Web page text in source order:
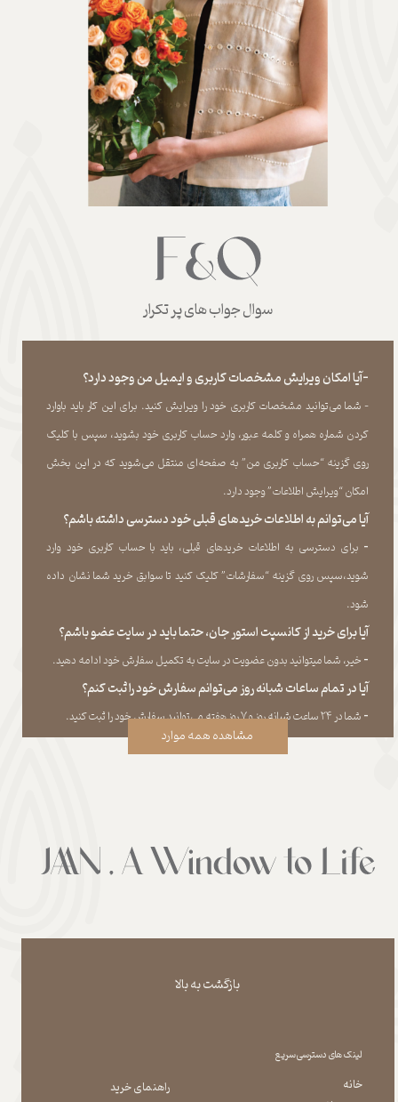
سوال جواب های پر تکرار
-آیا امکان ویرایش مشخصات کاربری و ایمیل من وجود دارد؟
- شما می‏‌توانید مشخصات کاربری خود را ویرایش کنید. برای این کار باید باوارد
کردن شماره همراه و کلمه عبور، وارد حساب کاربری خود بشوید، سپس با کلیک
روی گزینه “حساب کاربری من” به صفحه‏‌ای منتقل می‏‌شوید که در این بخش
امکان “ویرایش اطلاعات” وجود دارد.​​​​​​​
آیا می‌‏توانم به اطلاعات خریدهای قبلی خود دسترسی داشته باشم؟
​​​​​​​- برای دسترسی به اطلاعات خریدهای قبلی، باید با حساب کاربری خود وارد
شوید،سپس روی گزینه “سفارشات” کلیک کنید تا سوابق خرید شما نشان داده
‏شود.​​​​​​​
آیا برای خرید از کانسپت استور جان، حتما باید در سایت عضو باشم؟
​​​​​​​- خیر، شما میتوانید بدون عضویت در سایت به تکمیل سفارش خود ادامه دهید.​​​​​​​
آیا در تمام ساعات شبانه روز می‌توانم سفارش خود را ثبت کنم؟
​​​​​​​​​​​​​​- شما در ۲۴ ساعت شبانه روز و ۷ روز هفته می‌‏توانید سفارش خود را ثبت کنید.
مشاهده همه موارد
بازگشت به بالا
لینک های دسترسی سریع
خانه
راهنمای خرید